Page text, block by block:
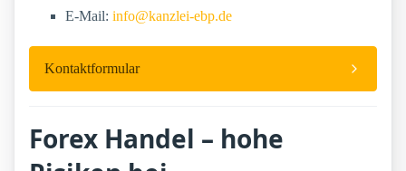
E-Mail: info@kanzlei-ebp.de
Kontaktformular
Forex Handel – hohe